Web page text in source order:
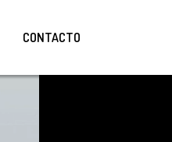
CONTACTO